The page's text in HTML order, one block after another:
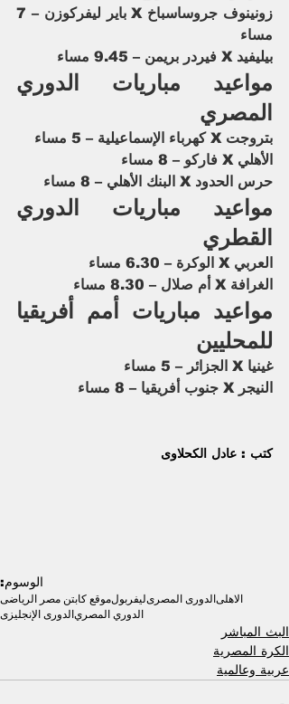
مساء
بيليفيد X فيردر بريمن – 9.45 مساء
المصري
بتروجت X كهرباء الإسماعيلية – 5 مساء
الأهلي X فاركو – 8 مساء
حرس الحدود X البنك الأهلي – 8 مساء
القطري
العربي X الوكرة – 6.30 مساء
الغرافة X أم صلال – 8.30 مساء
للمحليين
غينيا X الجزائر – 5 مساء
النيجر X جنوب أفريقيا – 8 مساء
كتب : عادل الكحلاوى
الوسوم:
الاهلىالدورى المصرىليفربولموقع كابتن مصر الرياضى
الدوري المصريالدورى الإنجليزى
البث المباشر
الكرة المصرية
عربية وعالمية